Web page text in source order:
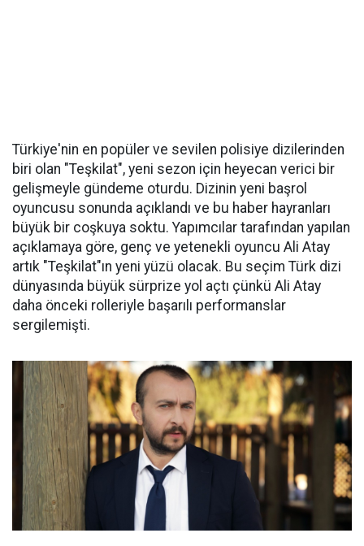
Türkiye'nin en popüler ve sevilen polisiye dizilerinden
biri olan "Teşkilat", yeni sezon için heyecan verici bir
gelişmeyle gündeme oturdu. Dizinin yeni başrol
oyuncusu sonunda açıklandı ve bu haber hayranları
büyük bir coşkuya soktu. Yapımcılar tarafından yapılan
açıklamaya göre, genç ve yetenekli oyuncu Ali Atay
artık "Teşkilat"ın yeni yüzü olacak. Bu seçim Türk dizi
dünyasında büyük sürprize yol açtı çünkü Ali Atay
daha önceki rolleriyle başarılı performanslar
sergilemişti.